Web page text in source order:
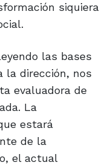
siquiera
las bases
la dirección, nos
evaluadora de
La
estará
de la
el actual